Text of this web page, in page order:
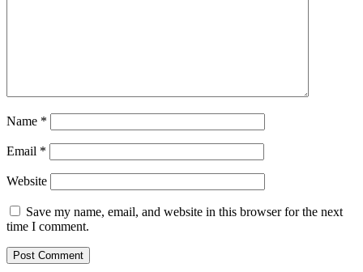
Name *
Email *
Website
Save my name, email, and website in this browser for the next
time I comment.